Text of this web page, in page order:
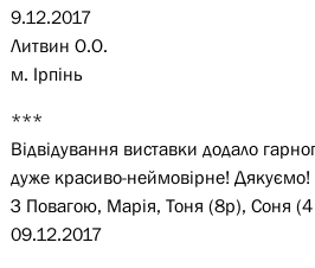
9.12.2017
Литвин О.О.
м. Ірпінь
***
Відвідування виставки додало
дуже красиво-неймовірне! Дякуємо!
З Повагою, Марія, Тоня (8р), Соня
09.12.2017